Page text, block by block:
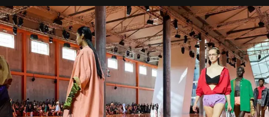
愛它的雋永與優雅。那麼這個手袋是怎麼誕生的呢？又為
甚麼取名叫 2.55 ？今天就由《L'Officiel HK》帶你穿越流金
歲月，回顧 2.55 的誕生故事。